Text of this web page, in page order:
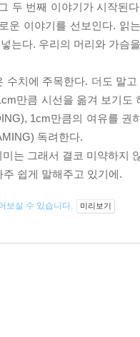
두 번째 이야기가 시작된
로운 이야기를 선보인다.
는다. 우리의 머리와 가슴
수치에 주목한다. 더도 말
만큼 시선을 옮겨 보기
1cm만큼의 여유를 권
독려한다.
는 그래서 결코 미약하지
쉽게 말해주고 있기에.
보실 수 있습니다. 미리보기